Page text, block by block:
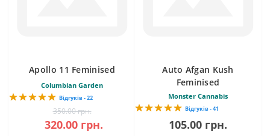
Apollo 11 Feminised
Columbian Garden
Відгуків - 22
350.00 грн.
320.00 грн.
Auto Afgan Kush
Feminised
Monster Cannabis
Відгуків - 41
105.00 грн.